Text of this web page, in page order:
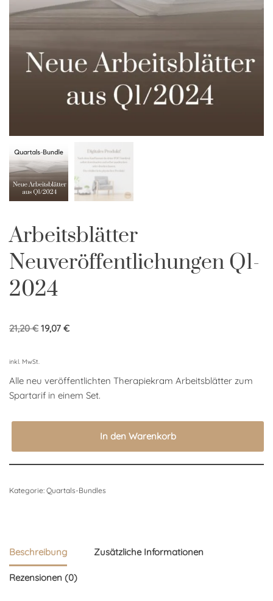
Arbeitsblätter
Neuveröffentlichungen Q1-
2024
21,20€ 19,07 €
inkl. MwSt.
Alle neu veröffentlichten Therapiekram Arbeitsblätter zum
Spartarif in einem Set.
In den Warenkorb
Kategorie: Quartals-Bundles
Beschreibung Zusätzliche Informationen
Rezensionen (0)